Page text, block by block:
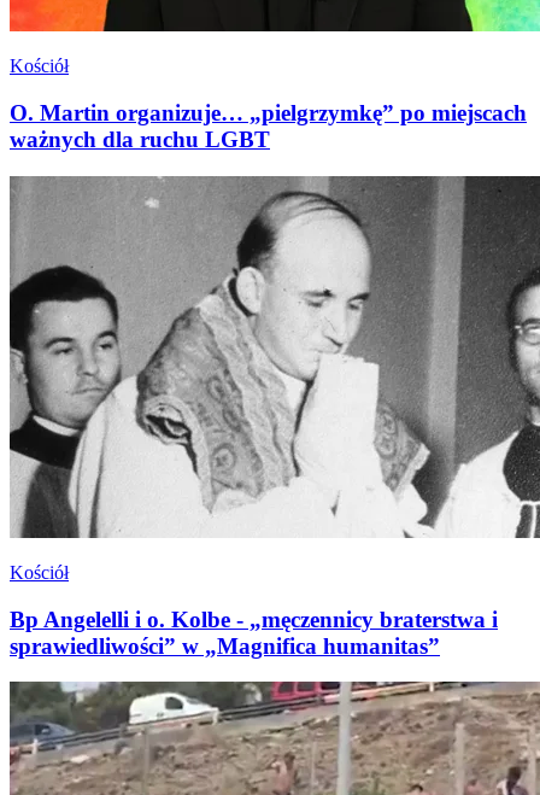
Kościół
O. Martin organizuje… „pielgrzymkę” po miejscach
ważnych dla ruchu LGBT
Kościół
Bp Angelelli i o. Kolbe - „męczennicy braterstwa i
sprawiedliwości” w „Magnifica humanitas”